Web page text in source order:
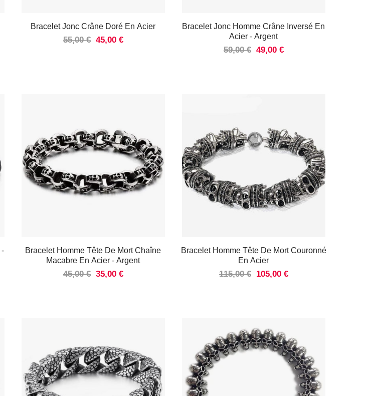
Bracelet Jonc Crâne Doré En Acier
55,00 € 45,00 €
Bracelet Jonc Homme Crâne Inversé En
Acier- Argent
59,00 € 49,00 €
-
Bracelet Homme Tête De Mort Chaîne
Macabre En Acier- Argent
45,00 € 35,00 €
Bracelet Homme Tête De Mort Couronné
En Acier
115,00 € 105,00 €